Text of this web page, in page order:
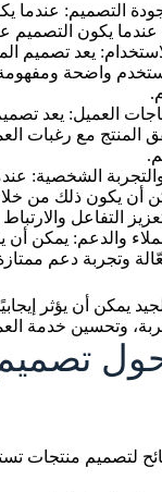
التصميم: عندما
عندما يكون التصميم
يعد تصميم
واضحة ومفهومة،
العميل: يعد
المنتج مع رغبات
والتجربة الشخصية:
أن يكون ذلك من
التفاعل
والدعم: يمكن
وتجربة دعم
يمكن أن يؤثر
وتحسين خدمة
لتصميم منتجات